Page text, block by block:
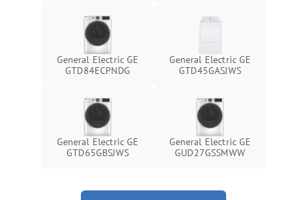
General Electric GE
GTD84ECPNDG
General Electric GE
GTD45GASJWS
General Electric GE
GTD65GBSJWS
General Electric GE
GUD27GSSMWW